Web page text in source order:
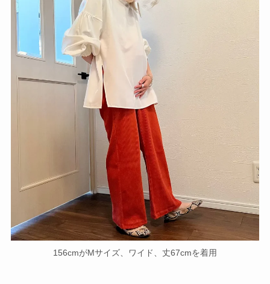
156cmがMサイズ、ワイド、丈67cmを着用